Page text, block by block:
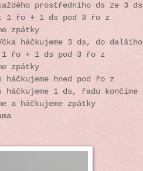
prostředního ds ze 3 ds
1 řo + 1 ds pod 3 řo z
zpátky
háčkujeme 3 ds, do dalšího
1 řo + 1 ds pod 3 řo z
zpátky
hned pod řo z
1 ds, řadu končíme
a háčkujeme zpátky